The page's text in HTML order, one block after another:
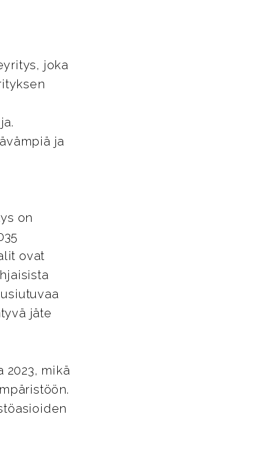
joka
ja
on
ovat
jäte
2023, mikä